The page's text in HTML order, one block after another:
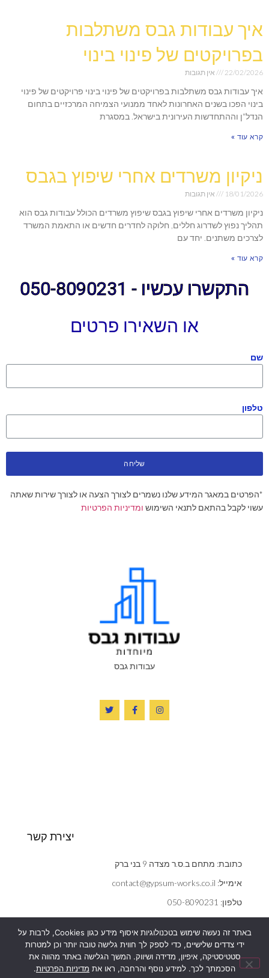
איך עבודות גבס משתלבות
בפרויקטים של פינוי בינוי
22/02/2026 אין תגובות
איך עבודות גבס משתלבות בפרויקטים של פינוי בינוי פרויקטים של פינוי
בינוי הפכו בשנים האחרונות לאחד ממנועי הצמיחה המרכזיים בתחום
הנדל"ן וההתחדשות העירונית בישראל. במסגרת
קרא עוד »
ניקיון משרדים אחרי שיפוץ בגבס
18/01/2026 אין תגובות
ניקיון משרדים אחרי שיפוץ בגבס שיפוץ משרדים הכולל עבודות גבס הוא
תהליך נפוץ לשדרוג חללים, חלוקה לחדרים חדשים או התאמת המשרד
לצרכים משתנים. יחד עם
קרא עוד »
התקשרו עכשיו - 050-8090231
או השאירו פרטים
שם
טלפון
שליחה
*הפרטים במאגר המידע שלנו נשמרים לצורך הצעה או לצורך שירות שאתה
עשוי לקבל בהתאם לתנאי השימוש ומדיניות הפרטיות
עבודות גבס
יצירת קשר
כתובת: מתחם ב.ס.ר מצדה 9 בני ברק
אימייל: contact@gypsum-works.co.il
טלפון: 050-8090231
הצהרת נגישות
מדיניות פרטיות
באתר זה נעשה שימוש בטכנולוגיות איסוף מידע כגון Cookies, לרבות על
ידי צדדים שלישיים, כדי לספק לך חווית גלישה טובה יותר וכן למטרות
סטטיסטיקה, איפיון, מדידה ושיווק. המשך הגלישה באתר מהווה את
הסכמתך לכך. למידע נוסף והרחבה, ראו את מדיניות הפרטיות.
אנחנו משתמשים בעוגיות (cookies) כדי לשפר את חוויית הגלישה,
להציג הצעות ומודעות מותאמות ועוד כמפורט
המשך הגלישה באתר מהווה את הסכמתך לכך.